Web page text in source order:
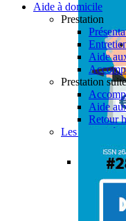
Permalink
Gallery
Aide à domicile
Prestation
Aide
Prestation suite
Aide
Retour
Les actualités